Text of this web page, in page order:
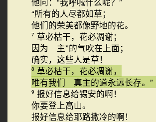
“所有的人尽都如草；
他们的荣美都像野地的花。
7 草必枯干，花必凋谢；
因为 主*的气吹在上面；
确实，这些人是草！
8 草必枯干，花必凋谢，
唯有我们 真主的道永远长存。”
9 报好信息给锡安的啊！
你要登上高山。
报好信息给耶路撒冷的啊！